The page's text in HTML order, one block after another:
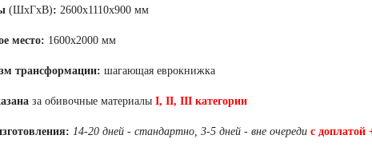
(ШхГхВ): 2600х1110х900 мм
место: 1600х2000 мм
трансформации: шагающая еврокнижка
за обивочные материалы I, II, III категории
14-20 дней - стандартно, 3-5 дней - вне очереди с доплатой